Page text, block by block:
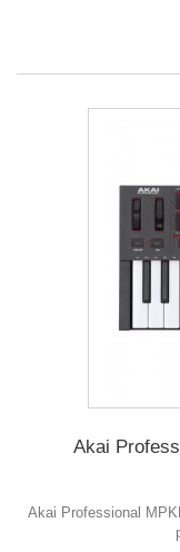
Akai
Akai Professional